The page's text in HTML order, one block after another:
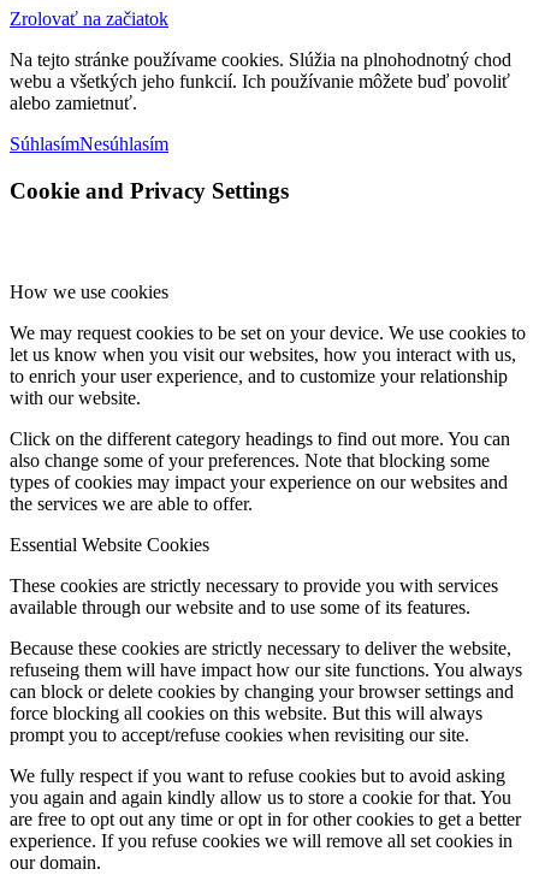
Zrolovať na začiatok
Na tejto stránke používame cookies. Slúžia na plnohodnotný chod
webu a všetkých jeho funkcií. Ich používanie môžete buď povoliť
alebo zamietnuť.
SúhlasímNesúhlasím
Cookie and Privacy Settings
How we use cookies
We may request cookies to be set on your device. We use cookies to
let us know when you visit our websites, how you interact with us,
to enrich your user experience, and to customize your relationship
with our website.
Click on the different category headings to find out more. You can
also change some of your preferences. Note that blocking some
types of cookies may impact your experience on our websites and
the services we are able to offer.
Essential Website Cookies
These cookies are strictly necessary to provide you with services
available through our website and to use some of its features.
Because these cookies are strictly necessary to deliver the website,
refuseing them will have impact how our site functions. You always
can block or delete cookies by changing your browser settings and
force blocking all cookies on this website. But this will always
prompt you to accept/refuse cookies when revisiting our site.
We fully respect if you want to refuse cookies but to avoid asking
you again and again kindly allow us to store a cookie for that. You
are free to opt out any time or opt in for other cookies to get a better
experience. If you refuse cookies we will remove all set cookies in
our domain.